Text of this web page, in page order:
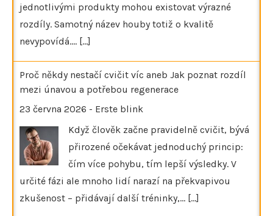
jednotlivými produkty mohou existovat výrazné
rozdíly. Samotný název houby totiž o kvalitě
nevypovídá.… [...]
Proč někdy nestačí cvičit víc aneb Jak poznat rozdíl
mezi únavou a potřebou regenerace
23 června 2026 - Erste blink
Když člověk začne pravidelně cvičit, bývá
přirozené očekávat jednoduchý princip:
čím více pohybu, tím lepší výsledky. V
určité fázi ale mnoho lidí narazí na překvapivou
zkušenost – přidávají další tréninky,… [...]